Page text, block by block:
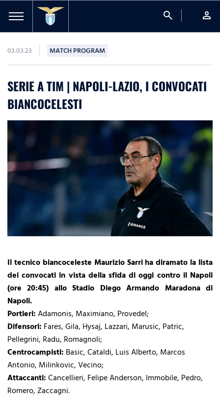
search person
03.03.23 MATCH PROGRAM
SERIE A TIM | NAPOLI-LAZIO, I CONVOCATI
BIANCOCELESTI
Il tecnico biancoceleste Maurizio Sarri ha diramato la lista
dei convocati in vista della sfida di oggi contro il Napoli
(ore 20:45) allo Stadio Diego Armando Maradona di
Napoli.
Portieri:Adamonis, Maximiano, Provedel;
Difensori: Fares, Gila, Hysaj, Lazzari, Marusic, Patric,
Pellegrini, Radu, Romagnoli;
Centrocampisti: Basic, Cataldi, Luis Alberto, Marcos
Antonio, Milinkovic, Vecino;
Attaccanti:Cancellieri, Felipe Anderson, Immobile, Pedro,
Romero, Zaccagni.